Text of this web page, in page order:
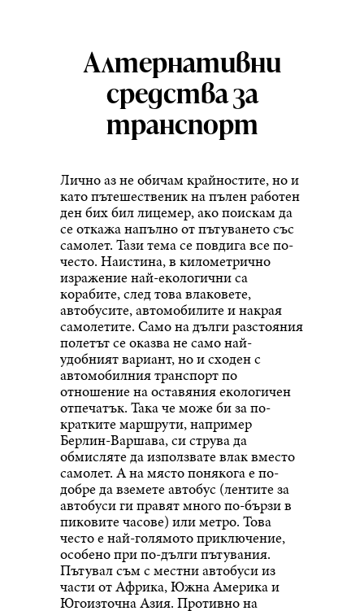
Алтернативни
средства за
транспорт
Лично аз не обичам крайностите, но и
като пътешественик на пълен работен
ден бих бил лицемер, ако поискам да
се откажа напълно от пътуването със
самолет. Тази тема се повдига все по-
често. Наистина, в километрично
изражение най-екологични са
корабите, след това влаковете,
автобусите, автомобилите и накрая
самолетите. Само на дълги разстояния
полетът се оказва не само най-
удобният вариант, но и сходен с
автомобилния транспорт по
отношение на оставяния екологичен
отпечатък. Така че може би за по-
кратките маршрути, например
Берлин-Варшава, си струва да
обмисляте да използвате влак вместо
самолет. А на място понякога е по-
добре да вземете автобус (лентите за
автобуси ги правят много по-бързи в
пиковите часове) или метро. Това
често е най-голямото приключение,
особено при по-дълги пътувания.
Пътувал съм с местни автобуси из
части от Африка, Южна Америка и
Югоизточна Азия. Противно на